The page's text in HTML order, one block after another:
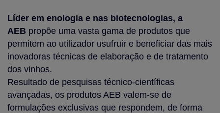
Líder em enologia e nas biotecnologias, a
AEB propõe uma vasta gama de produtos que
permitem ao utilizador usufruir e beneficiar das mais
inovadoras técnicas de elaboração e de tratamento
dos vinhos.
Resultado de pesquisas técnico-científicas
avançadas, os produtos AEB valem-se de
formulações exclusivas que respondem, de forma